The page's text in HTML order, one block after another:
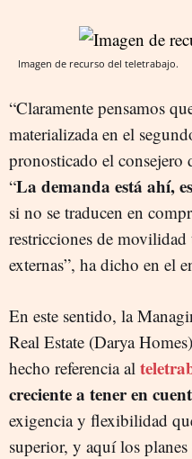
Imagen de recurso del teletrabajo.
“Claramente pensamos
materializada en el
pronosticado el consejero
“La demanda está ahí,
si no se traducen en
restricciones de
externas”, ha dicho en el
En este sentido, la
Real Estate (Darya
hecho referencia al
creciente a tener en
exigencia y flexibilidad
superior, y aquí los